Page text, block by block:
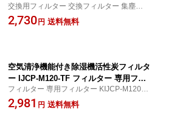
フィルター 集塵フィルター IJCP-M120
KIJCP-M120 専用フィルター フィルタ
交換用フィルター 交換フィルター 集塵フィ
ルター IJCP-M120 KIJCP-M120 専用フィル
ター フィルター 交換 空気清浄機能付き除
2,730 円 送料無料
空気清浄機能付き除湿機活性炭フィルタ
ー IJCP-M120-TF フィルター 専用フィ
ルター KIJCP-M120専用 除湿機フィル
ター パーツ 部品 別売り 交換 活性炭 空
フィルター 専用フィルター KIJCP-M120専
用 除湿機フィルター パーツ 部品 別売り 交
換 活性炭 空気清浄機能付き除湿機12L 空気
2,981 円 送料無料